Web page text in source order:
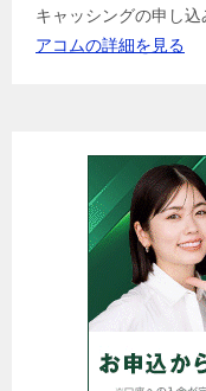
キャッシングの申し
アコムの詳細を見る